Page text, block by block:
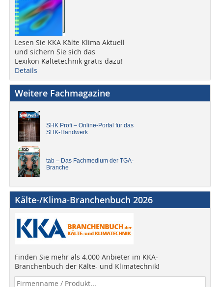
Lesen Sie KKA Kälte Klima Aktuell
und sichern Sie sich das
Lexikon Kältetechnik gratis dazu!
Details
Weitere Fachmagazine
SHK Profi – Online-Portal für das
SHK-Handwerk
tab – Das Fachmedium der TGA-
Branche
Kälte-/Klima-Branchenbuch 2026
Finden Sie mehr als 4.000 Anbieter im KKA-
Branchenbuch der Kälte- und Klimatechnik!